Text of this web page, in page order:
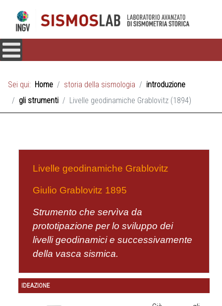
Sei qui: Home storia della sismologia
introduzione
gli strumenti
Livelle geodinamiche Grablovitz (1894)
Livelle geodinamiche Grablovitz
Giulio Grablovitz 1895
Strumento che servìva da
prototipazione per lo sviluppo dei
livelli geodinamici e successivamente
della vasca sismica.
IDEAZIONE